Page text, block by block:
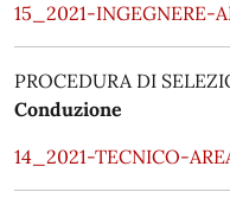
15_2021-INGEGNERE-
PROCEDURA DI
Conduzione
14_2021-TECNICO-